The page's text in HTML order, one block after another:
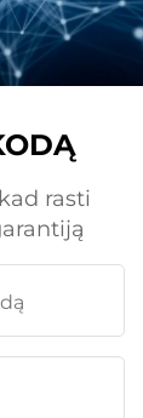
rasti